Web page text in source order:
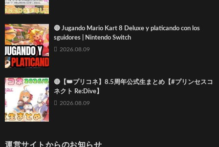
🔴 Jugando Mario Kart 8 Deluxe y platicando con los
sguidores | Nintendo Switch
2026.08.09
🔴【👑プリコネ】8.5周年公式生まとめ【#プリンセスコ
ネクト Re:Dive】
2026.08.09
運営サイトからのお知らせ